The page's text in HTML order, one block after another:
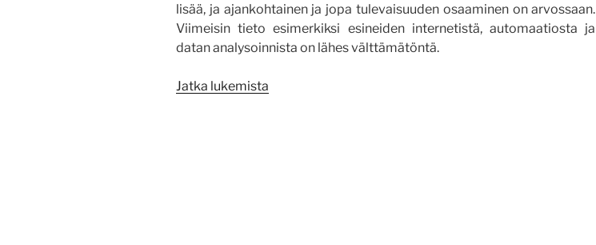
lisää, ja ajankohtainen ja jopa tulevaisuuden osaaminen on arvossaan.
Viimeisin tieto esimerkiksi esineiden internetistä, automaatiosta ja
datan analysoinnista on lähes välttämätöntä.
Jatka lukemista